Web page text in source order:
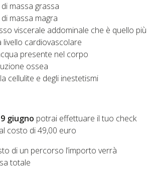
massa grassa
massa magra
viscerale addominale che è quello più
cardiovascolare
presente nel corpo
ossea
cellulite e degli inestetismi
giugno potrai effettuare il tuo check
costo di 49,00 euro
di un percorso l’importo verrà
totale